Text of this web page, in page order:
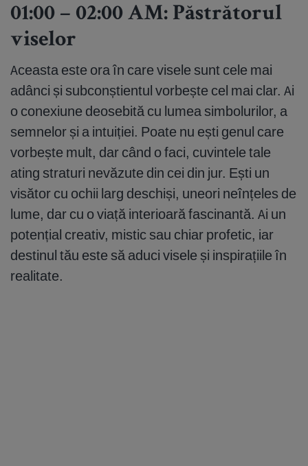
01:00 – 02:00 AM: Păstrătorul
viselor
Aceasta este ora în care visele sunt cele mai
adânci și subconștientul vorbește cel mai clar. Ai
o conexiune deosebită cu lumea simbolurilor, a
semnelor și a intuiției. Poate nu ești genul care
vorbește mult, dar când o faci, cuvintele tale
ating straturi nevăzute din cei din jur. Ești un
visător cu ochii larg deschiși, uneori neînțeles de
lume, dar cu o viață interioară fascinantă. Ai un
potențial creativ, mistic sau chiar profetic, iar
destinul tău este să aduci visele și inspirațiile în
realitate.